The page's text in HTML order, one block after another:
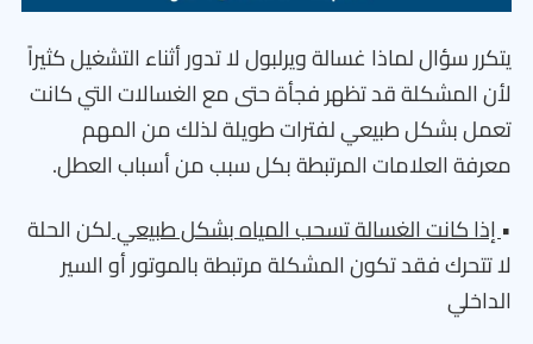
يتكرر سؤال لماذا غسالة ويرلبول لا تدور أثناء التشغيل كثيراً
لأن المشكلة قد تظهر فجأة حتى مع الغسالات التي كانت
تعمل بشكل طبيعي لفترات طويلة لذلك من المهم
معرفة العلامات المرتبطة بكل سبب من أسباب العطل.
•إذا كانت الغسالة تسحب المياه بشكل طبيعيلكن الحلة
لا تتحرك فقد تكون المشكلة مرتبطة بالموتور أو السير
الداخلي